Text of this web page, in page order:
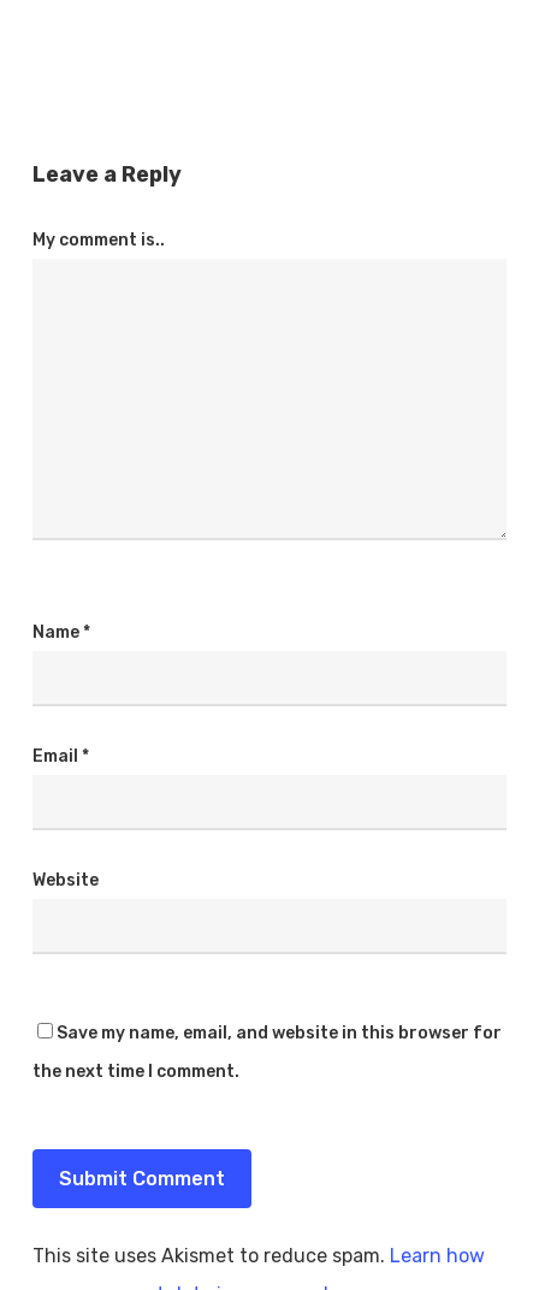
Leave a Reply
My comment is..
Name*
Email *
Website
Save my name, email, and website in this browser for
the next time I comment.
This site uses Akismet to reduce spam. Learn how